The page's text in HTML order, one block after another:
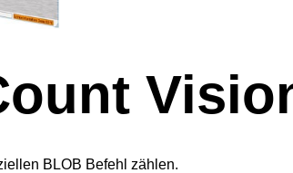
BLOB Befehl zählen.